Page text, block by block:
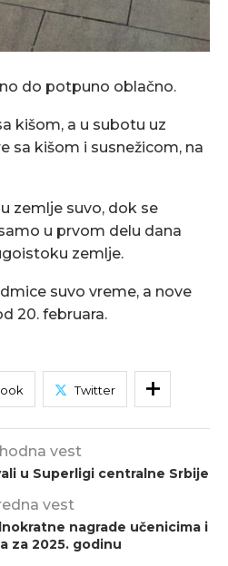
do potpuno oblačno.
kišom, a u subotu uz
sa kišom i susnežicom, na
zemlјe suvo, dok se
u prvom delu dana
zemlјe.
suvo vreme, a nove
20. februara.
Twitter
vest
u Superligi centralne Srbije
vest
nagrade učenicima i
za 2025. godinu